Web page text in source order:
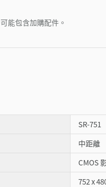
能包含加購配件。
SR-751
中距離
CMOS
752 x